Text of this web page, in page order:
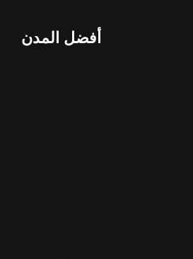
أفضل المدن